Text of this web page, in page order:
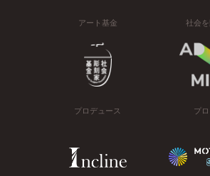
アート基金 社会
プロデュース プ